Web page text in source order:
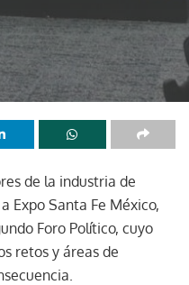
de la industria de
Expo Santa Fe México,
Foro Político, cuyo
retos y áreas de